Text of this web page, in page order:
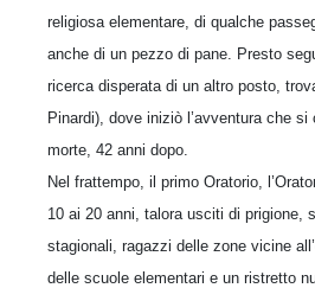
religiosa elementare, di qualche
anche di un pezzo di pane. Presto
ricerca disperata di un altro posto,
Pinardi), dove iniziò l’avventura che
morte, 42 anni dopo.
Nel frattempo, il primo Oratorio,
10 ai 20 anni, talora usciti di prigione,
stagionali, ragazzi delle zone vicine
delle scuole elementari e un ristretto